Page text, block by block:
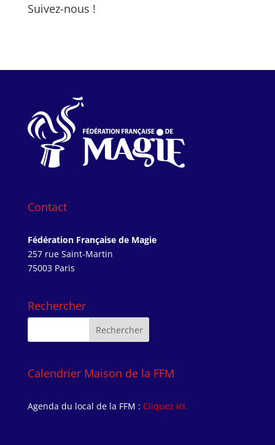
Suivez-nous !
Contact
Fédération Française de Magie
257 rue Saint-Martin
75003 Paris
Rechercher
Calendrier Maison de la FFM
Agenda du local de la FFM : Cliquez ici.